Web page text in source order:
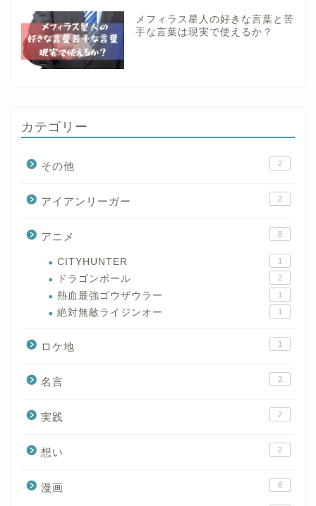
メフィラス星人の好きな言葉と苦
手な言葉は現実で使えるか？
カテゴリー
その他 2
アイアンリーガー 2
アニメ 8
CITYHUNTER 1
ドラゴンボール 2
熱血最強ゴウザウラー 1
絶対無敵ライジンオー 1
ロケ地 1
名言 2
実践 7
想い 2
漫画 6